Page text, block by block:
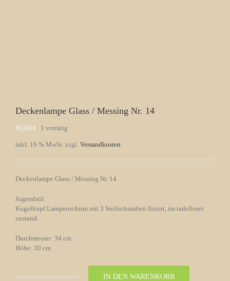
Deckenlampe Glass / Messing Nr. 14
85,00 € 1 vorrätig
inkl. 19 % MwSt. zzgl. Versandkosten
Deckenlampe Glass / Messing Nr. 14
Jugendstil.
Kugelkopf Lampenschirm mit 3 Stellschrauben fixiert, im tadelloser
zustand.
Durchmesser: 34 cm
Höhe: 30 cm
IN DEN WARENKORB